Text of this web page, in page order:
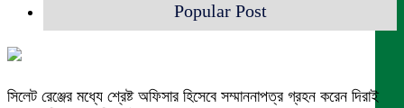
Popular Post
সিলেট রেঞ্জের মধ্যে শ্রেষ্ট অফিসার হিসেবে সম্মাননাপত্র গ্রহন করেন দিরাই